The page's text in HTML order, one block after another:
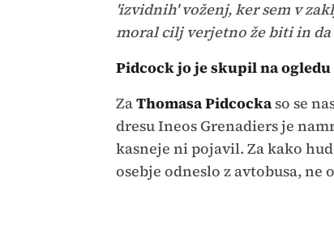
'izvidnih' voženj, ker sem v
moral cilj verjetno že biti in
Pidcock jo je skupil na ogledu
ZaThomasa Pidcockaso se
dresu Ineos Grenadiers je
kasneje ni pojavil. Za kako
osebje odneslo z avtobusa, ne